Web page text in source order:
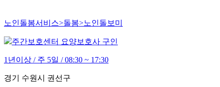
노인돌봄서비스>돌봄>노인돌보미
주간보호센터 요양보호사 구인
1년이상 / 주 5일 / 08:30 ~ 17:30
경기 수원시 권선구